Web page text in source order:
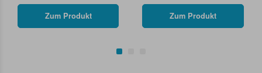
Zum Produkt Zum Produkt